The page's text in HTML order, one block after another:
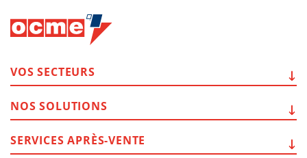
VOS SECTEURS
NOS SOLUTIONS
SERVICES APRÈS-VENTE